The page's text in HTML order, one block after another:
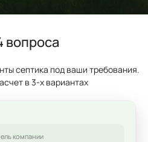
вопроса
септика под ваши требования.
в 3-х вариантах
компании